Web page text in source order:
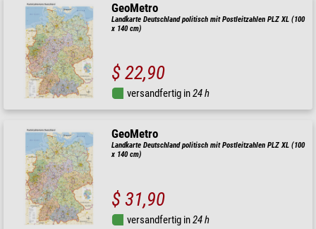
GeoMetro
Landkarte Deutschland politisch mit Postleitzahlen PLZ XL (100
x 140 cm)
$ 22,90
versandfertig in24 h
GeoMetro
Landkarte Deutschland politisch mit Postleitzahlen PLZ XL (100
x 140 cm)
$ 31,90
versandfertig in24 h